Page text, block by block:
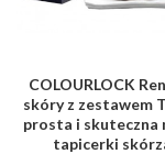
COLOURLOCK
skóry z zestawem
prosta i skuteczna
tapicerki